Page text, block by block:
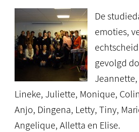
De
emoties,
gevolgd
Lineke, Juliette, Monique,
Anjo, Dingena, Letty, Tiny,
Angelique, Alletta en Elise.